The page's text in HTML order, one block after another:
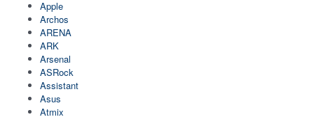
Apple
Archos
ARENA
ARK
Arsenal
ASRock
Assistant
Asus
Atmix